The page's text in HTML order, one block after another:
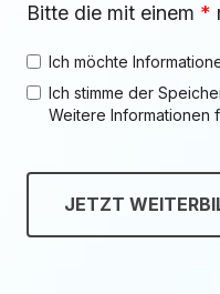
Bitte die mit einem *
Ich möchte
Ich stimme der
Weitere Informationen